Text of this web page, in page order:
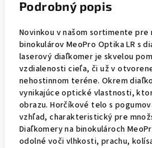
Podrobný popis
Novinkou v našom sortimente pre
binokulárov MeoPro Optika LR s
laserový diaľkomer je skvelou
vzdialenosti cieľa, či už v
nehostinnom teréne. Okrem
vynikajúce optické vlastnosti,
obrazu. Horčíkové telo s
vzhľad, charakteristický pre
Diaľkomery na binokulároch
odolné voči vlhkosti, prachu,